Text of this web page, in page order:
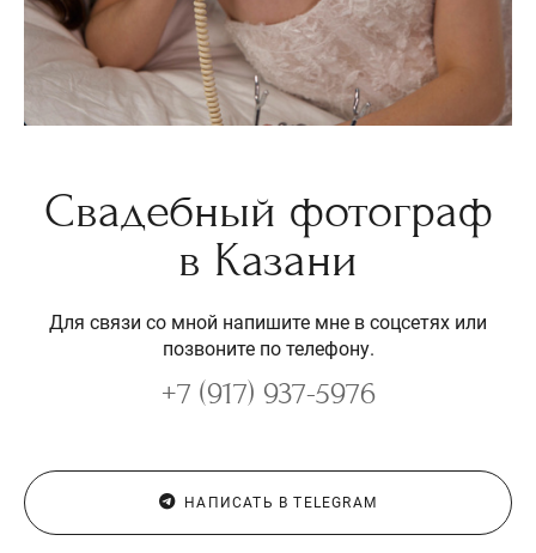
Свадебный фотограф
в Казани
Для связи со мной напишите мне в соцсетях или
позвоните по телефону.
+7 (917) 937-5976
НАПИСАТЬ В TELEGRAM